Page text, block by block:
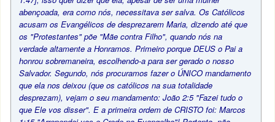
abençoada, era como nós, necessitava ser salva. Os Católicos
acusam os Evangélicos de desprezarem Maria, dizendo até que
os "Protestantes" põe "Mãe contra Filho", quando nós na
verdade altamente a Honramos. Primeiro porque DEUS o Pai a
honrou sobremaneira, escolhendo-a para ser gerado o nosso
Salvador. Segundo, nós procuramos fazer o ÚNICO mandamento
que ela nos deixou (que os católicos na sua totalidade
desprezam), vejam o seu mandamento: João 2:5 "Fazei tudo o
que Ele vos disser". E a primeira ordem de CRISTO foi: Marcos